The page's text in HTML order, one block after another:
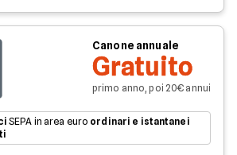
Canone annuale
Gratuito
primo anno, poi 20€ annui
SEPA in area euro ordinari e istantanei